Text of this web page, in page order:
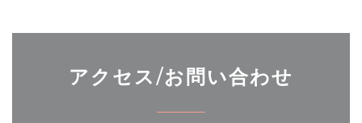
アクセス/お問い合わせ